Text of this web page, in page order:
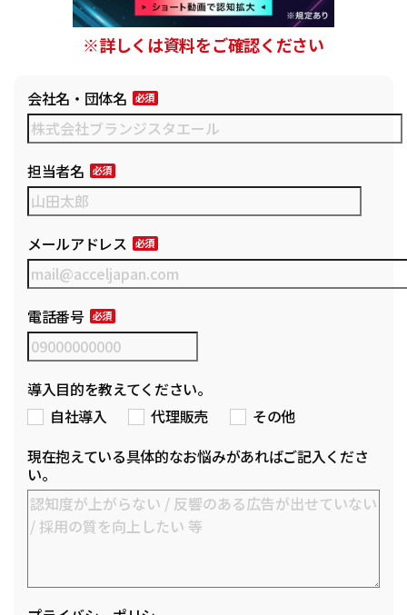
※詳しくは資料をご確認ください
会社名・団体名
担当者名
メールアドレス
電話番号
導入目的を教えてください。
自社導入
代理販売
その他
現在抱えている具体的なお悩みがあればご記入くださ
い。